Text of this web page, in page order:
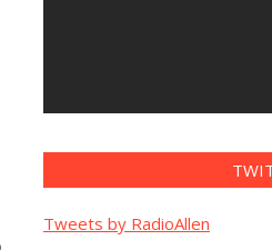
Tweets by RadioAllen